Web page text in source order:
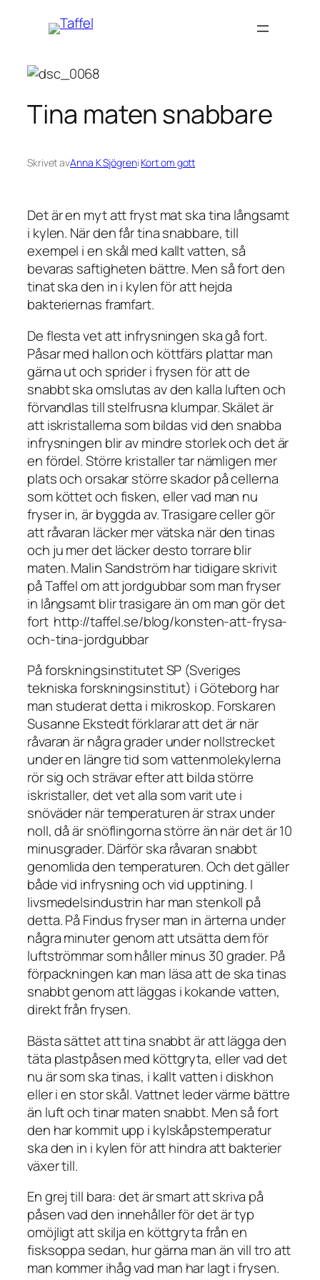
Tina maten snabbare
Skrivet avAnna K Sjögreni Kort om gott
Det är en myt att fryst mat ska tina långsamt
i kylen. När den får tina snabbare, till
exempel i en skål med kallt vatten, så
bevaras saftigheten bättre. Men så fort den
tinat ska den in i kylen för att hejda
bakteriernas framfart.
De flesta vet att infrysningen ska gå fort.
Påsar med hallon och köttfärs plattar man
gärna ut och sprider i frysen för att de
snabbt ska omslutas av den kalla luften och
förvandlas till stelfrusna klumpar. Skälet är
att iskristallerna som bildas vid den snabba
infrysningen blir av mindre storlek och det är
en fördel. Större kristaller tar nämligen mer
plats och orsakar större skador på cellerna
som köttet och fisken, eller vad man nu
fryser in, är byggda av. Trasigare celler gör
att råvaran läcker mer vätska när den tinas
och ju mer det läcker desto torrare blir
maten. Malin Sandström har tidigare skrivit
på Taffel om att jordgubbar som man fryser
in långsamt blir trasigare än om man gör det
fort http://taffel.se/blog/konsten-att-frysa-
och-tina-jordgubbar
På forskningsinstitutet SP (Sveriges
tekniska forskningsinstitut) i Göteborg har
man studerat detta i mikroskop. Forskaren
Susanne Ekstedt förklarar att det är när
råvaran är några grader under nollstrecket
under en längre tid som vattenmolekylerna
rör sig och strävar efter att bilda större
iskristaller, det vet alla som varit ute i
snöväder när temperaturen är strax under
noll, då är snöflingorna större än när det är 10
minusgrader. Därför ska råvaran snabbt
genomlida den temperaturen. Och det gäller
både vid infrysning och vid upptining. I
livsmedelsindustrin har man stenkoll på
detta. På Findus fryser man in ärterna under
några minuter genom att utsätta dem för
luftströmmar som håller minus 30 grader. På
förpackningen kan man läsa att de ska tinas
snabbt genom att läggas i kokande vatten,
direkt från frysen.
Bästa sättet att tina snabbt är att lägga den
täta plastpåsen med köttgryta, eller vad det
nu är som ska tinas, i kallt vatten i diskhon
eller i en stor skål. Vattnet leder värme bättre
än luft och tinar maten snabbt. Men så fort
den har kommit upp i kylskåpstemperatur
ska den in i kylen för att hindra att bakterier
växer till.
En grej till bara: det är smart att skriva på
påsen vad den innehåller för det är typ
omöjligt att skilja en köttgryta från en
fisksoppa sedan, hur gärna man än vill tro att
man kommer ihåg vad man har lagt i frysen.